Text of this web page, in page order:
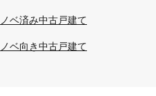
ノベ済み中古戸建て
ノベ向き中古戸建て